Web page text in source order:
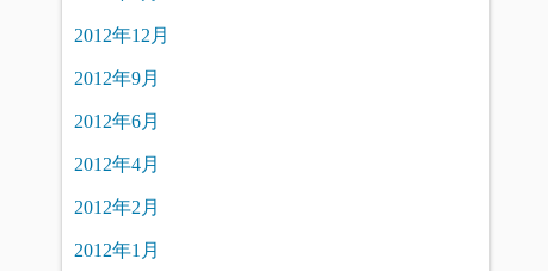
2012年12月
2012年9月
2012年6月
2012年4月
2012年2月
2012年1月